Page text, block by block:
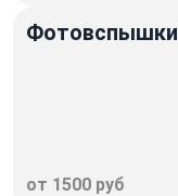
от 1500 руб